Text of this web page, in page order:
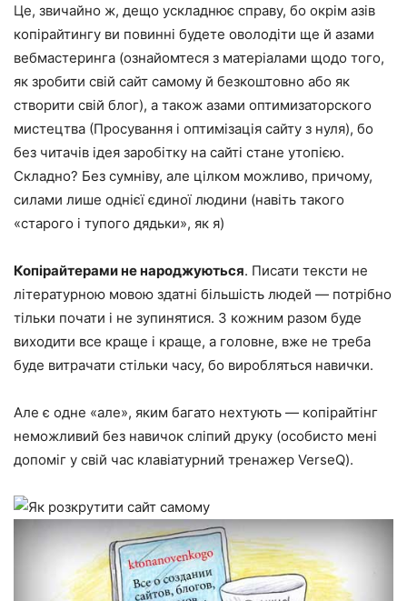
Це, звичайно ж, дещо ускладнює справу, бо окрім азів
копірайтингу ви повинні будете оволодіти ще й азами
вебмастеринга (ознайомтеся з матеріалами щодо того,
як зробити свій сайт самому й безкоштовно або як
створити свій блог), а також азами оптимизаторского
мистецтва (Просування і оптимізація сайту з нуля), бо
без читачів ідея заробітку на сайті стане утопією.
Складно? Без сумніву, але цілком можливо, причому,
силами лише однієї єдиної людини (навіть такого
«старого і тупого дядьки», як я)
Копірайтерами не народжуються. Писати тексти не
літературною мовою здатні більшість людей — потрібно
тільки почати і не зупинятися. З кожним разом буде
виходити все краще і краще, а головне, вже не треба
буде витрачати стільки часу, бо виробляться навички.
Але є одне «але», яким багато нехтують — копірайтінг
неможливий без навичок сліпий друку (особисто мені
допоміг у свій час клавіатурний тренажер VerseQ).